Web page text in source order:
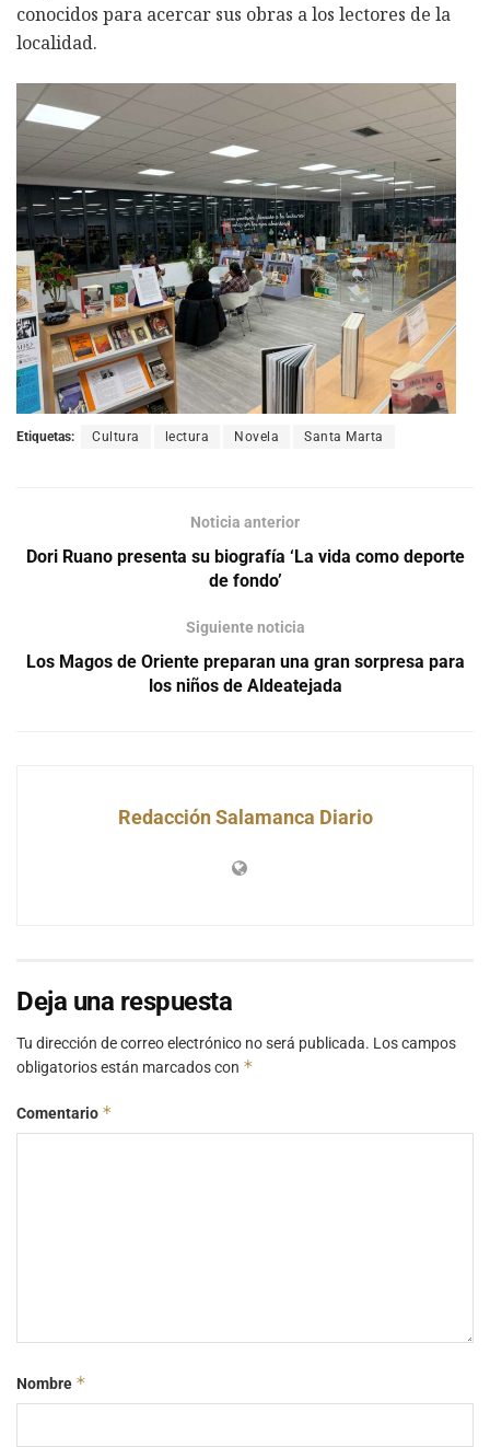
conocidos para acercar sus obras a los lectores de la
localidad.
Etiquetas: Cultura lectura Novela Santa Marta
Noticia anterior
Dori Ruano presenta su biografía ‘La vida como deporte
de fondo’
Siguiente noticia
Los Magos de Oriente preparan una gran sorpresa para
los niños de Aldeatejada
Redacción Salamanca Diario
Deja una respuesta
Tu dirección de correo electrónico no será publicada. Los campos
obligatorios están marcados con *
Comentario *
Nombre *